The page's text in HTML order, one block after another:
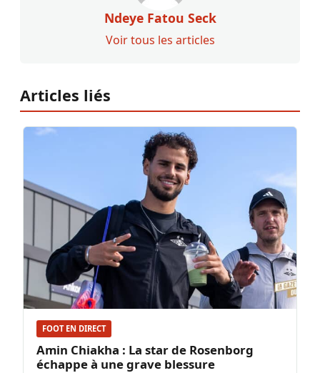
Ndeye Fatou Seck
Voir tous les articles
Articles liés
FOOT EN DIRECT
Amin Chiakha : La star de Rosenborg
échappe à une grave blessure